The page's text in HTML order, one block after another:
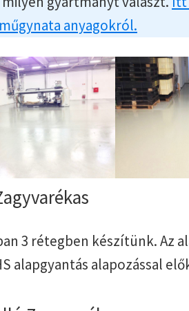
anyagokról.
3 rétegben készítünk. Az
alapgyantás alapozással